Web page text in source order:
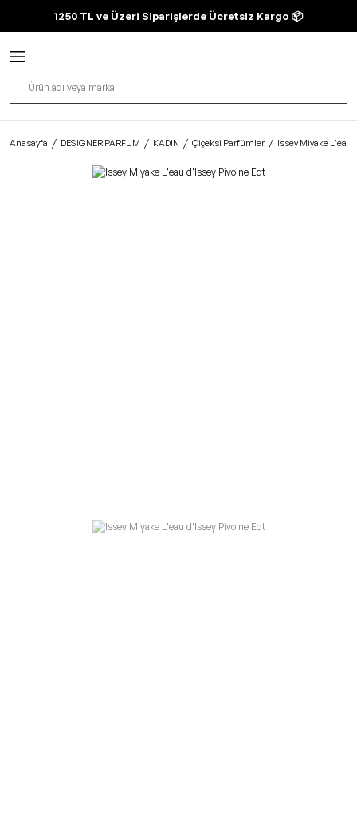
1250 TL ve Üzeri Siparişlerde Ücretsiz Kargo 📦
Anasayfa DESIGNER PARFUM KADIN Çiçeksi Parfümler Issey Miyake L'eau